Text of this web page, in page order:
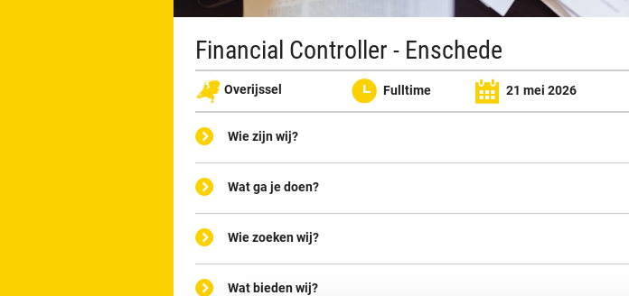
Financial Controller - Enschede
Overijssel Fulltime 21 mei 2026
Wie zijn wij?
Wat ga je doen?
Wie zoeken wij?
Wat bieden wij?